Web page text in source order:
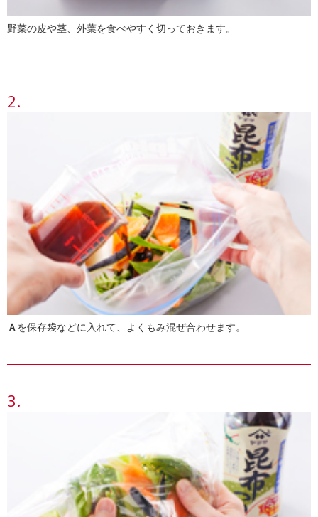
野菜の皮や茎、外葉を食べやすく切っておきます。
Ａを保存袋などに入れて、よくもみ混ぜ合わせます。